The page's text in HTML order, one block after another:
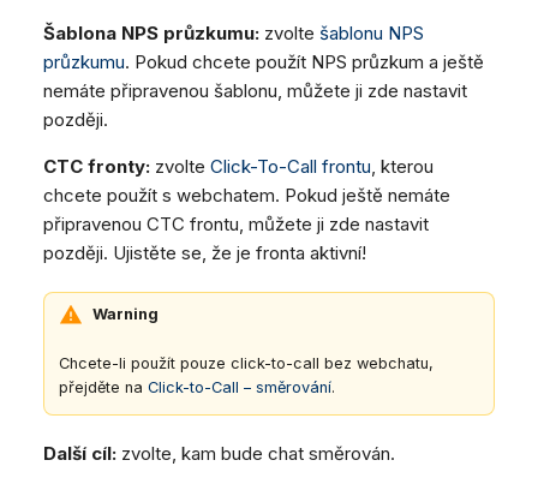
Šablona NPS průzkumu: zvolte šablonu NPS
průzkumu. Pokud chcete použít NPS průzkum a ještě
nemáte připravenou šablonu, můžete ji zde nastavit
později.
CTC fronty: zvolte Click-To-Call frontu, kterou
chcete použít s webchatem. Pokud ještě nemáte
připravenou CTC frontu, můžete ji zde nastavit
později. Ujistěte se, že je fronta aktivní!
Warning
Chcete-li použít pouze click-to-call bez webchatu,
přejděte na Click-to-Call – směrování.
Další cíl: zvolte, kam bude chat směrován.